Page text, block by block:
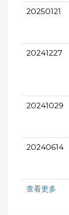
20250121
20241227
20241029
20240614
查看更多